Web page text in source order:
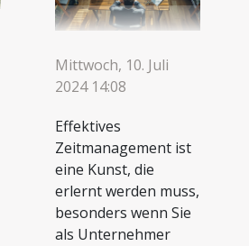
Mittwoch, 10. Juli
2024 14:08
Effektives
Zeitmanagement ist
eine Kunst, die
erlernt werden muss,
besonders wenn Sie
als Unternehmer